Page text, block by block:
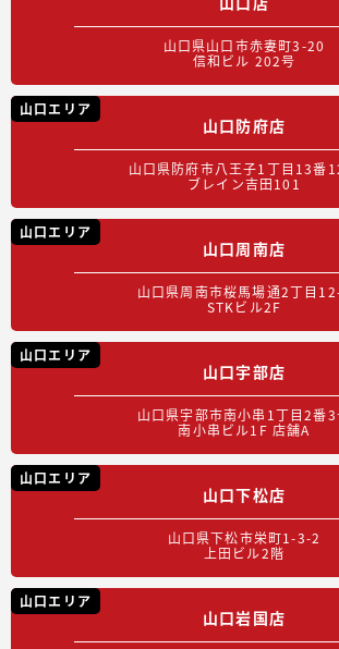
山口県山口市赤妻町3-20
信和ビル 202号
山口エリア
山口防府店
山口県防府市八王子1丁目13番
ブレイン吉田101
山口エリア
山口周南店
山口県周南市桜馬場通2丁目
STKビル2F
山口エリア
山口宇部店
山口県宇部市南小串1丁目2番3
南小串ビル1F 店舗A
山口エリア
山口下松店
山口県下松市栄町1-3-2
上田ビル2階
山口エリア
山口岩国店